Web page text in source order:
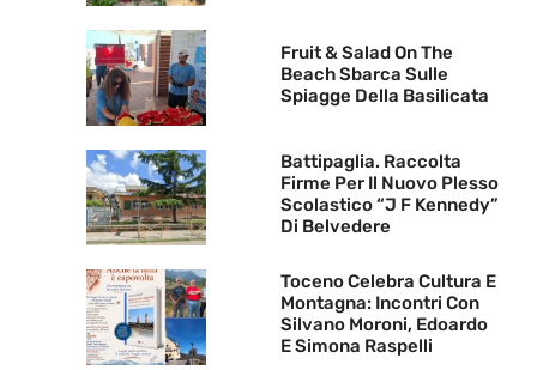
Fruit & Salad On The
Beach Sbarca Sulle
Spiagge Della Basilicata
Battipaglia. Raccolta
Firme Per Il Nuovo Plesso
Scolastico “J F Kennedy”
Di Belvedere
Toceno Celebra Cultura E
Montagna: Incontri Con
Silvano Moroni, Edoardo
E Simona Raspelli